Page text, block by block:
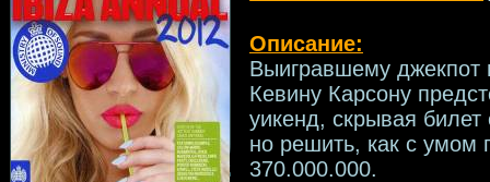
Описание:
Выигравшему джекпот
Кевину Карсону
уикенд, скрывая билет
но решить, как с умом
370.000.000.